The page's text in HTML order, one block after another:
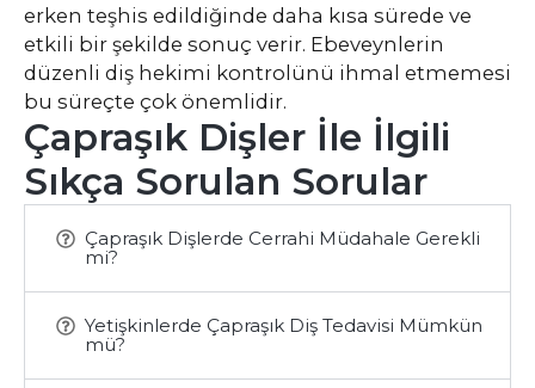
erken teşhis edildiğinde daha kısa sürede ve
etkili bir şekilde sonuç verir. Ebeveynlerin
düzenli diş hekimi kontrolünü ihmal etmemesi
bu süreçte çok önemlidir.
Çapraşık Dişler İle İlgili
Sıkça Sorulan Sorular
Çapraşık Dişlerde Cerrahi Müdahale Gerekli
mi?
Yetişkinlerde Çapraşık Diş Tedavisi Mümkün
mü?